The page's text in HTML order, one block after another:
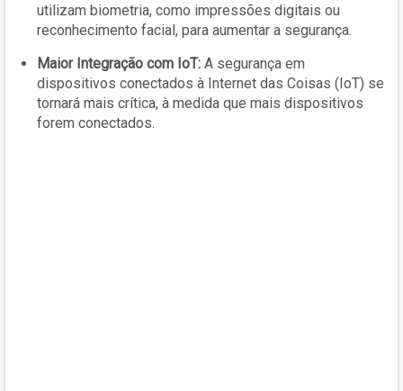
utilizam biometria, como impressões digitais ou
reconhecimento facial, para aumentar a segurança.
Maior Integração com IoT: A segurança em
dispositivos conectados à Internet das Coisas (IoT) se
tornará mais crítica, à medida que mais dispositivos
forem conectados.